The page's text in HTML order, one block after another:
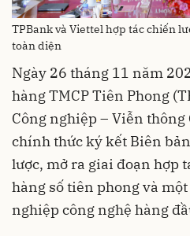
TPBank và Viettel hợp tác chiến
toàn diện
Ngày 26 tháng 11 năm
hàng TMCP Tiên Phong
Công nghiệp – Viễn
chính thức ký kết Biên
lược, mở ra giai đoạn hợp
hàng số tiên phong và
nghiệp công nghệ hàng